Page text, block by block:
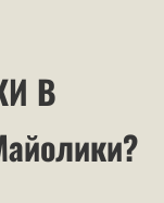
В